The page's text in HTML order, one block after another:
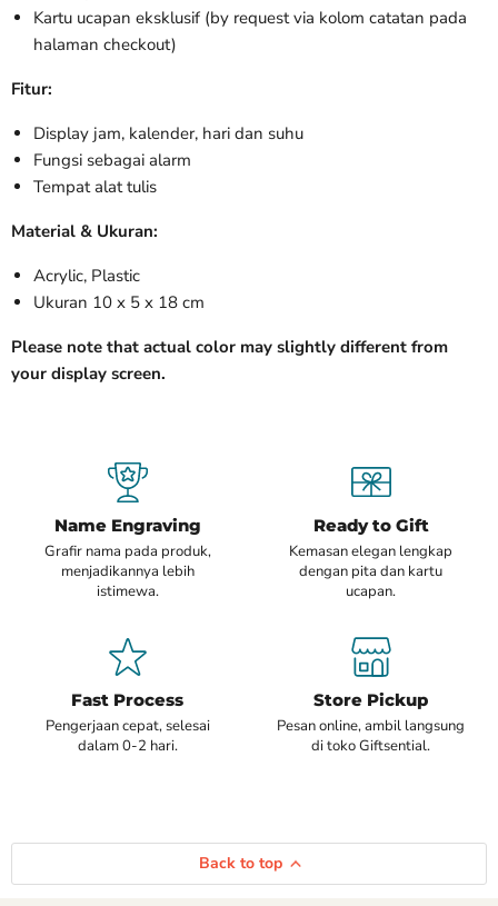
Kartu ucapan eksklusif (by request via kolom catatan pada
halaman checkout)
Fitur:
Display jam, kalender, hari dan suhu
Fungsi sebagai alarm
Tempat alat tulis
Material & Ukuran:
Acrylic, Plastic
Ukuran 10 x 5 x 18 cm
Please note that actual color may slightly different from
your display screen.
Name Engraving
Grafir nama pada produk,
menjadikannya lebih
istimewa.
Ready to Gift
Kemasan elegan lengkap
dengan pita dan kartu
ucapan.
Fast Process
Pengerjaan cepat, selesai
dalam 0-2 hari.
Store Pickup
Pesan online, ambil langsung
di toko Giftsential.
Back to top